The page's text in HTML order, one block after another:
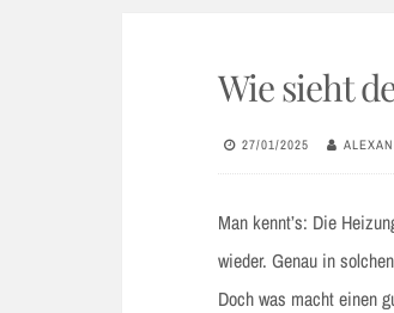
Wie sieht
27/01/2025
Man kennt’s: Die
wieder. Genau in
Doch was macht einen